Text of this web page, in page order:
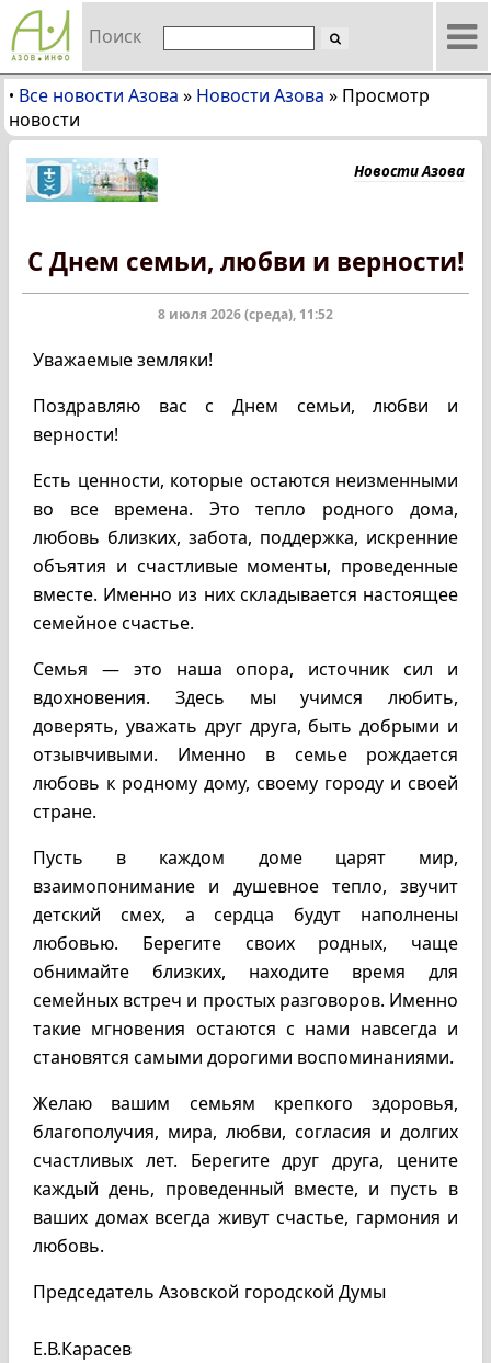
Поиск
• Все новости Азова » Новости Азова » Просмотр
новости
Новости Азова
C Днем семьи, любви и верности!
8 июля 2026 (среда), 11:52
Уважаемые земляки!
Поздравляю вас с Днем семьи, любви и
верности!
Есть ценности, которые остаются неизменными
во все времена. Это тепло родного дома,
любовь близких, забота, поддержка, искренние
объятия и счастливые моменты, проведенные
вместе. Именно из них складывается настоящее
семейное счастье.
Семья — это наша опора, источник сил и
вдохновения. Здесь мы учимся любить,
доверять, уважать друг друга, быть добрыми и
отзывчивыми. Именно в семье рождается
любовь к родному дому, своему городу и своей
стране.
Пусть в каждом доме царят мир,
взаимопонимание и душевное тепло, звучит
детский смех, а сердца будут наполнены
любовью. Берегите своих родных, чаще
обнимайте близких, находите время для
семейных встреч и простых разговоров. Именно
такие мгновения остаются с нами навсегда и
становятся самыми дорогими воспоминаниями.
Желаю вашим семьям крепкого здоровья,
благополучия, мира, любви, согласия и долгих
счастливых лет. Берегите друг друга, цените
каждый день, проведенный вместе, и пусть в
ваших домах всегда живут счастье, гармония и
любовь.
Председатель Азовской городской Думы
Е.В.Карасев